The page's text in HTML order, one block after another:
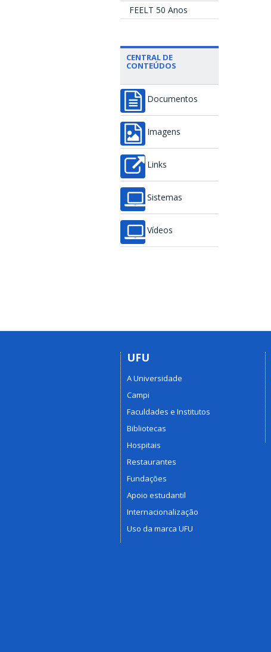
FEELT 50 Anos
CENTRAL DE
CONTEÚDOS
Documentos
Imagens
Links
Sistemas
Vídeos
UFU
A Universidade
Campi
Faculdades e Institutos
Bibliotecas
Hospitais
Restaurantes
Fundações
Apoio estudantil
Internacionalização
Uso da marca UFU